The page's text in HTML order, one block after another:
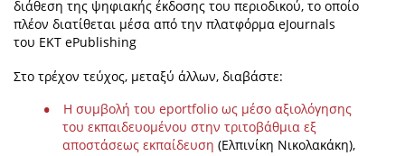
διάθεση της ψηφιακής έκδοσης του περιοδικού, το οποίο
πλέον διατίθεται μέσα από την πλατφόρμα eJournals
του ΕΚΤ ePublishing
Στο τρέχον τεύχος, μεταξύ άλλων, διαβάστε:
Η συμβολή του eportfolio ως μέσο αξιολόγησης
του εκπαιδευομένου στην τριτοβάθμια εξ
αποστάσεως εκπαίδευση (Ελπινίκη Νικολακάκη),